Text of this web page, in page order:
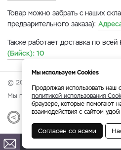
Товар можно забрать с наших
предварительного заказа):
Также работает доставка по всей
(Бийск): 10
© 2026 Онлайн-ярмарка ВАСХНиЛ.
Мы принимаем:
Разработка Веб-аналитика
Мы используем Cookies
Продолжая использовать наш
политикой использования
браузере, которые помогают
взаимодействия с сайтом
Согласен со всеми